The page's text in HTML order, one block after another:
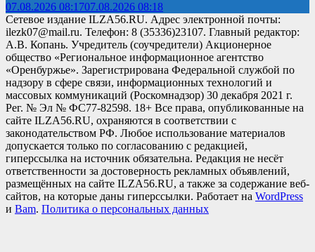
07.08.2026 08:1707.08.2026 08:18
Сетевое издание ILZA56.RU. Адрес электронной почты:
ilezk07@mail.ru. Телефон: 8 (35336)23107. Главный редактор:
А.В. Копань. Учредитель (соучредители) Акционерное
общество «Региональное информационное агентство
«Оренбуржье». Зарегистрирована Федеральной службой по
надзору в сфере связи, информационных технологий и
массовых коммуникаций (Роскомнадзор) 30 декабря 2021 г.
Рег. № Эл № ФС77-82598. 18+ Все права, опубликованные на
сайте ILZA56.RU, охраняются в соответствии с
законодательством РФ. Любое использование материалов
допускается только по согласованию с редакцией,
гиперссылка на источник обязательна. Редакция не несёт
ответственности за достоверность рекламных объявлений,
размещённых на сайте ILZA56.RU, а также за содержание веб-
сайтов, на которые даны гиперссылки. Работает на WordPress
и Bam. Политика о персональных данных